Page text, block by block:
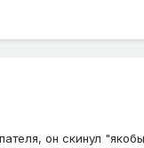
он скинул